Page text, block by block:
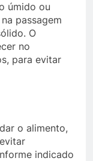
úmido ou
passagem
O
no
para evitar
o alimento,
indicado